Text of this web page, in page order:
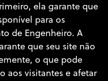
ela garante que
para os
de Engenheiro. A
que seu site não
o que pode
aos visitantes e afetar